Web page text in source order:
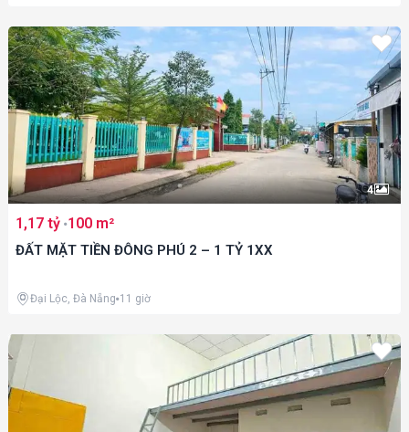
4
1,17 tỷ 100 m²
ĐẤT MẶT TIỀN ĐÔNG PHÚ 2 – 1 TỶ 1XX
Đại Lộc, Đà Nẵng 11 giờ